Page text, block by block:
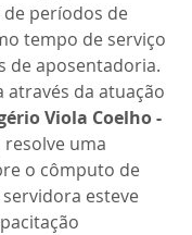
períodos de
tempo de serviço
de aposentadoria.
através da atuação
Viola Coelho -
resolve uma
o cômputo de
esteve